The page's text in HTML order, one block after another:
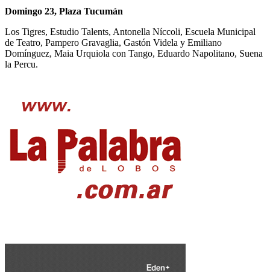
Domingo 23, Plaza Tucumán
Los Tigres, Estudio Talents, Antonella Níccoli, Escuela Municipal
de Teatro, Pampero Gravaglia, Gastón Videla y Emiliano
Domínguez, Maia Urquiola con Tango, Eduardo Napolitano, Suena
la Percu.